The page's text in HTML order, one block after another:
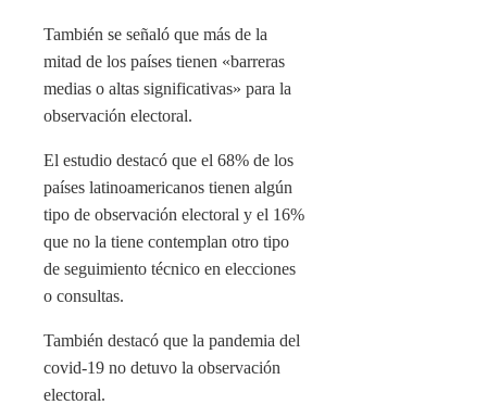
También se señaló que más de la
mitad de los países tienen «barreras
medias o altas significativas» para la
observación electoral.
El estudio destacó que el 68% de los
países latinoamericanos tienen algún
tipo de observación electoral y el 16%
que no la tiene contemplan otro tipo
de seguimiento técnico en elecciones
o consultas.
También destacó que la pandemia del
covid-19 no detuvo la observación
electoral.